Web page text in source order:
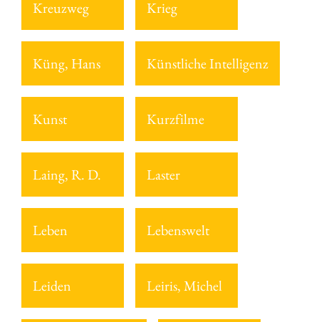
Kreuzweg Krieg
Küng, Hans Künstliche Intelligenz
Kunst Kurzfilme
Laing, R. D. Laster
Leben Lebenswelt
Leiden Leiris, Michel